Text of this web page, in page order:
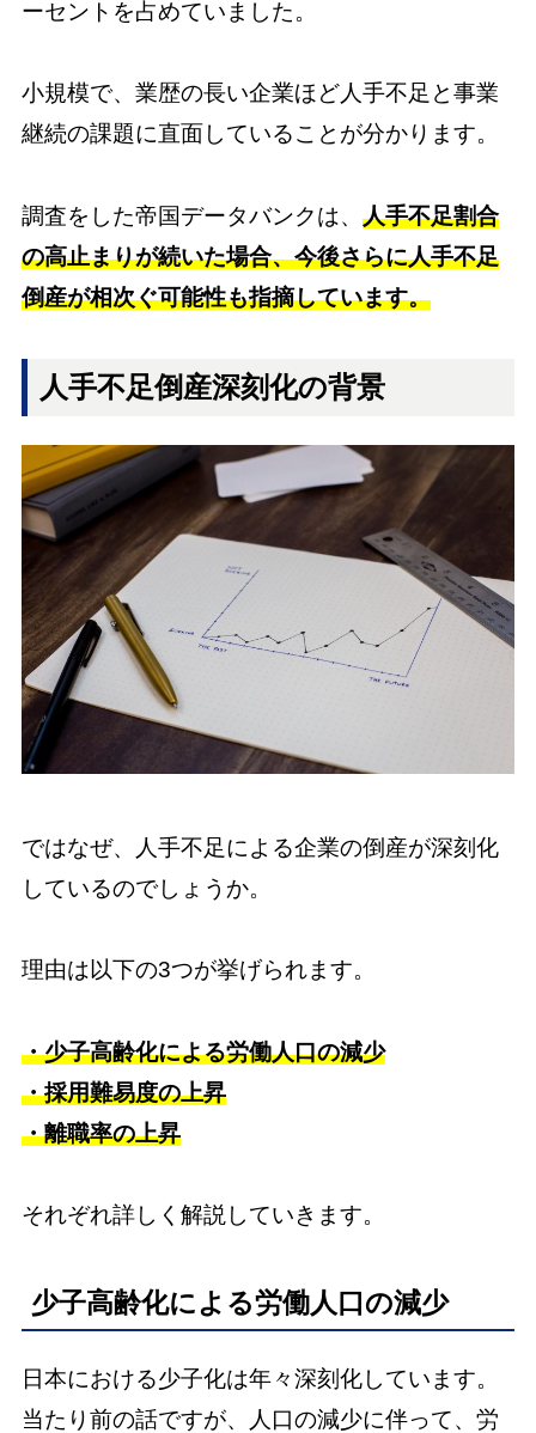
ーセントを占めていました。
小規模で、業歴の長い企業ほど人手不足と事業
継続の課題に直面していることが分かります。
調査をした帝国データバンクは、 人手不足割合
の高止まりが続いた場合、今後さらに人手不足
倒産が相次ぐ可能性も指摘しています。
人手不足倒産深刻化の背景
ではなぜ、人手不足による企業の倒産が深刻化
しているのでしょうか。
理由は以下の3つが挙げられます。
・少子高齢化による労働人口の減少
・採用難易度の上昇
・離職率の上昇
それぞれ詳しく解説していきます。
少子高齢化による労働人口の減少
日本における少子化は年々深刻化しています。
当たり前の話ですが、人口の減少に伴って、労